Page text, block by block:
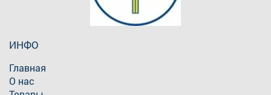
ИНФО
Главная
О нас